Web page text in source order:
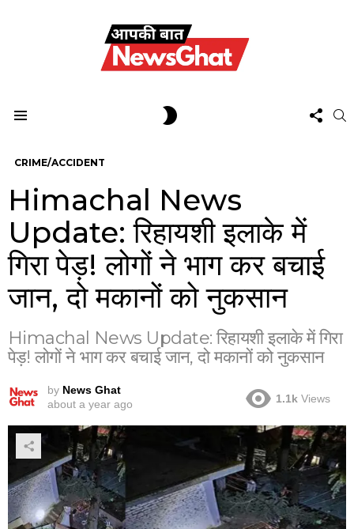
US
CRIME/ACCIDENT
Himachal News
Update: रिहायशी इलाके में
गिरा पेड़! लोगों ने भाग कर बचाई
जान, दो मकानों को नुकसान
Himachal News Update: रिहायशी इलाके में गिरा
पेड़! लोगों ने भाग कर बचाई जान, दो मकानों को नुकसान
by News Ghat
about a year ago
1.1k Views